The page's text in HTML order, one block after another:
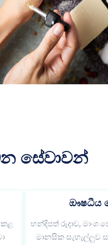
සේවාවන්
කළ
ඖෂධීය
හන්දිපත් රුදාව, මාංශ
මානසික සැහැල්ලුව